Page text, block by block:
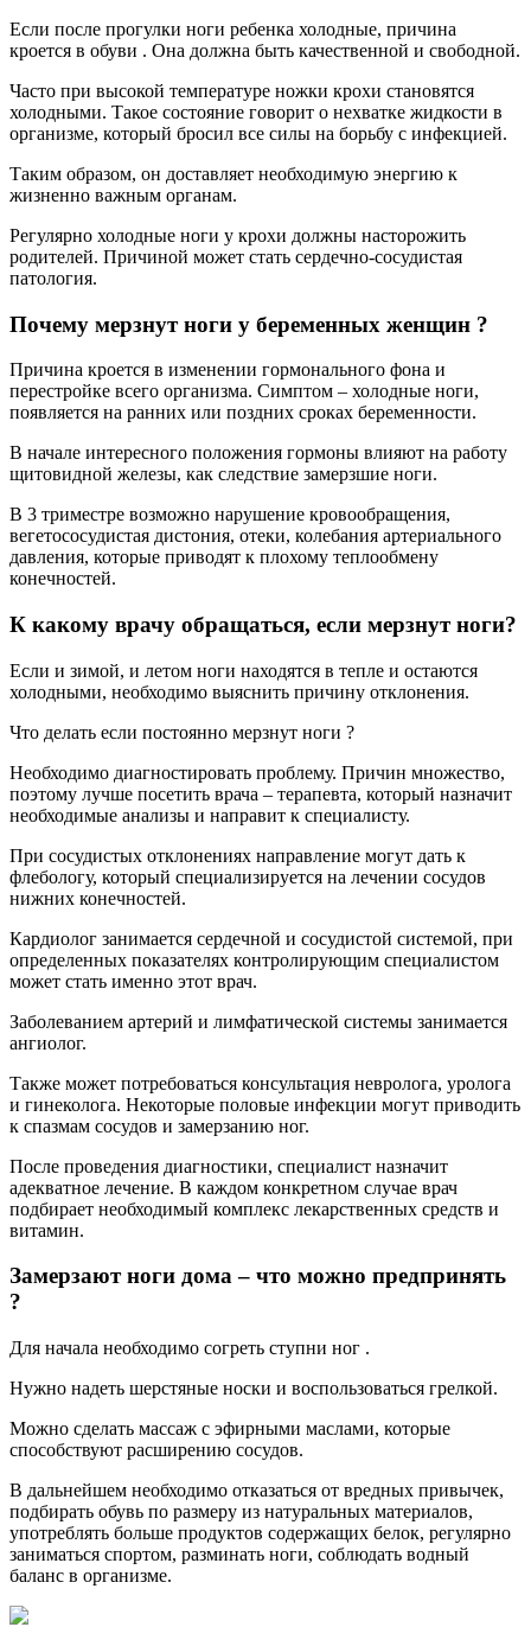
Если после прогулки ноги ребенка холодные, причина
кроется в обуви . Она должна быть качественной и свободной.
Часто при высокой температуре ножки крохи становятся
холодными. Такое состояние говорит о нехватке жидкости в
организме, который бросил все силы на борьбу с инфекцией.
Таким образом, он доставляет необходимую энергию к
жизненно важным органам.
Регулярно холодные ноги у крохи должны насторожить
родителей. Причиной может стать сердечно-сосудистая
патология.
Почему мерзнут ноги у беременных женщин ?
Причина кроется в изменении гормонального фона и
перестройке всего организма. Симптом – холодные ноги,
появляется на ранних или поздних сроках беременности.
В начале интересного положения гормоны влияют на работу
щитовидной железы, как следствие замерзшие ноги.
В 3 триместре возможно нарушение кровообращения,
вегетососудистая дистония, отеки, колебания артериального
давления, которые приводят к плохому теплообмену
конечностей.
К какому врачу обращаться, если мерзнут ноги?
Если и зимой, и летом ноги находятся в тепле и остаются
холодными, необходимо выяснить причину отклонения.
Что делать если постоянно мерзнут ноги ?
Необходимо диагностировать проблему. Причин множество,
поэтому лучше посетить врача – терапевта, который назначит
необходимые анализы и направит к специалисту.
При сосудистых отклонениях направление могут дать к
флебологу, который специализируется на лечении сосудов
нижних конечностей.
Кардиолог занимается сердечной и сосудистой системой, при
определенных показателях контролирующим специалистом
может стать именно этот врач.
Заболеванием артерий и лимфатической системы занимается
ангиолог.
Также может потребоваться консультация невролога, уролога
и гинеколога. Некоторые половые инфекции могут приводить
к спазмам сосудов и замерзанию ног.
После проведения диагностики, специалист назначит
адекватное лечение. В каждом конкретном случае врач
подбирает необходимый комплекс лекарственных средств и
витамин.
Замерзают ноги дома – что можно предпринять
?
Для начала необходимо согреть ступни ног .
Нужно надеть шерстяные носки и воспользоваться грелкой.
Можно сделать массаж с эфирными маслами, которые
способствуют расширению сосудов.
В дальнейшем необходимо отказаться от вредных привычек,
подбирать обувь по размеру из натуральных материалов,
употреблять больше продуктов содержащих белок, регулярно
заниматься спортом, разминать ноги, соблюдать водный
баланс в организме.